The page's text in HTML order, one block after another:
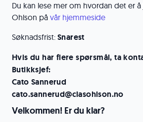
Du kan lese mer om hvordan det er
Ohlson på vår hjemmeside
Søknadsfrist: Snarest
Hvis du har flere spørsmål, ta
Butikksjef:
Cato Sannerud
cato.sannerud@clasohlson.no
Velkommen! Er du klar?